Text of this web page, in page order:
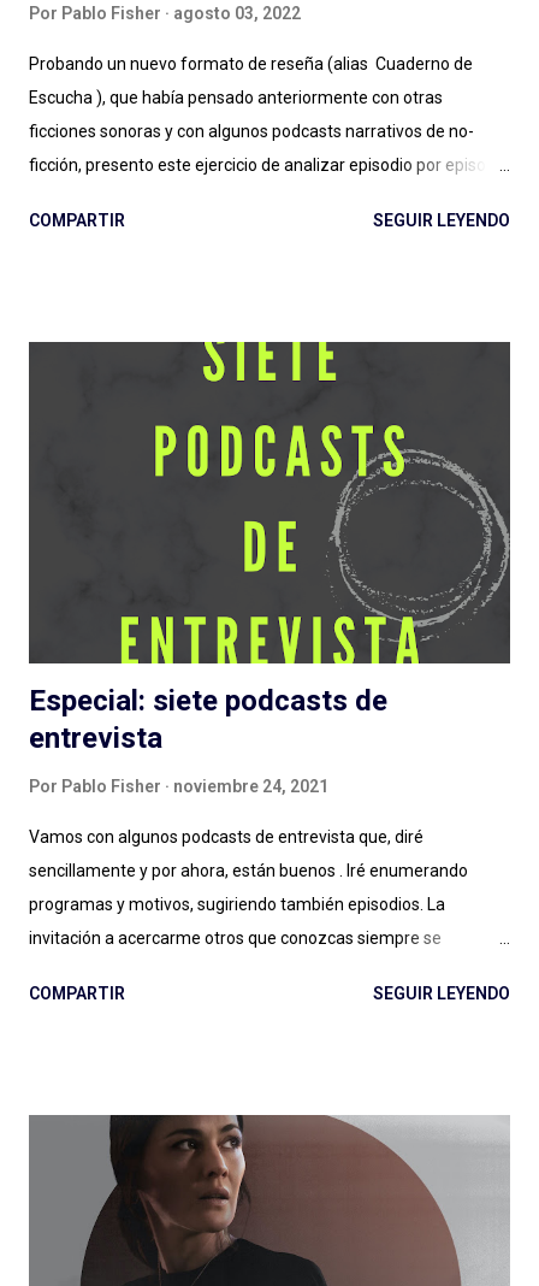
Por Pablo Fisher agosto 03, 2022
Probando un nuevo formato de reseña (alias Cuaderno de
Escucha ), que había pensado anteriormente con otras
ficciones sonoras y con algunos podcasts narrativos de no-
ficción, presento este ejercicio de analizar episodio por episodio
grande de Podium Podcast para 2022 y el regreso al guión de
partes, recordando la recomendación de escuchar antes los
también para evitar spoilers que trataré (en lo posible) de no
cometer. Escuchar: Web , Spotify , otras . Episodio 1: La Plaga
Me chocó de entrada que sea otra serie de ficción sobre
pandemias . Siento que necesitamos un respiro (de la
pandemia en la vida, primero, y del tema en general) en cuanto
COMPARTIR SEGUIR LEYENDO
Especial: siete podcasts de
entrevista
Por Pablo Fisher noviembre 24, 2021
Vamos con algunos podcasts de entrevista que, diré
sencillamente y por ahora, están buenos . Iré enumerando
programas y motivos, sugiriendo también episodios. La
invitación a acercarme otros que conozcas siempre se
se puede llegar a un podcast por la persona entrevistada, por
entrevista con dos hosts que hablan mucho puede salir bien? Si
escuchan, si preguntan, hacen reír, hacen pensar y logran
meter en zona sillón a todas las personas que pasan por el
ciclo, funciona muy bien lo que hacen Alejandro Cardona y
Sebastián Rojas en este podcast que parece de conversación
COMPARTIR SEGUIR LEYENDO